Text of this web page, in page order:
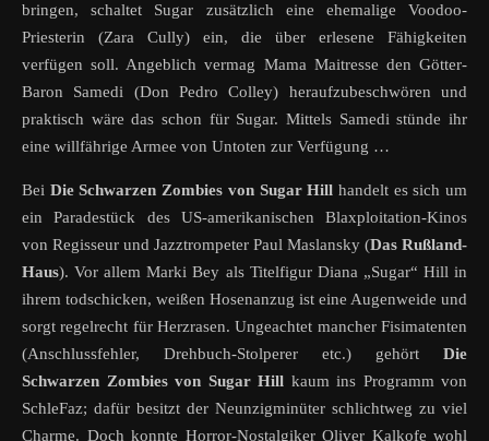
bringen, schaltet Sugar zusätzlich eine ehemalige Voodoo-
Priesterin (Zara Cully) ein, die über erlesene Fähigkeiten
verfügen soll. Angeblich vermag Mama Maitresse den Götter-
Baron Samedi (Don Pedro Colley) heraufzubeschwören und
praktisch wäre das schon für Sugar. Mittels Samedi stünde ihr
eine willfährige Armee von Untoten zur Verfügung …
Bei Die Schwarzen Zombies von Sugar Hill handelt es sich um
ein Paradestück des US-amerikanischen Blaxploitation-Kinos
von Regisseur und Jazztrompeter Paul Maslansky (Das Rußland-
Haus). Vor allem Marki Bey als Titelfigur Diana „Sugar“ Hill in
ihrem todschicken, weißen Hosenanzug ist eine Augenweide und
sorgt regelrecht für Herzrasen. Ungeachtet mancher Fisimatenten
(Anschlussfehler, Drehbuch-Stolperer etc.) gehört Die
Schwarzen Zombies von Sugar Hill kaum ins Programm von
SchleFaz; dafür besitzt der Neunzigminüter schlichtweg zu viel
Charme. Doch konnte Horror-Nostalgiker Oliver Kalkofe wohl